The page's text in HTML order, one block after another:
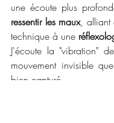
ressentir les maux, alliant
technique à une
J'écoute la "vibration"
mouvement invisible
bien capturé.